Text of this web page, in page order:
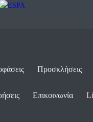
Προσκλήσεις
Επικοινωνία